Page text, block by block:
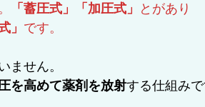
「蓄圧式」「加圧式」
とがあり
」 です。
ません。
を高めて薬剤を放射する仕組み